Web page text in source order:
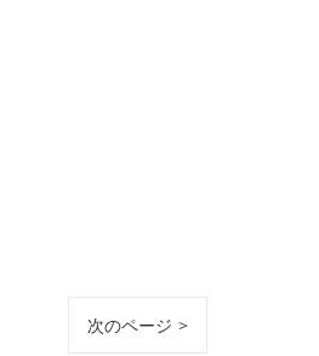
次のページ >